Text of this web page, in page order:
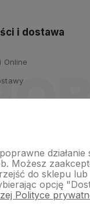
i dostawa
Online
działanie
Możesz
do sklepu lub
opcję
Polityce